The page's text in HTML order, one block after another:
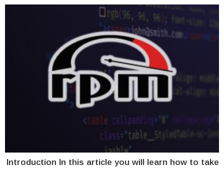
Introduction In this article you will learn how to take